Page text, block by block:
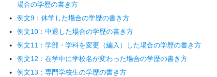
場合の学歴の書き方
例文9：休学した場合の学歴の書き方
例文10：中退した場合の学歴の書き方
例文11：学部・学科を変更（編入）した場合の学歴の書き方
例文12：在学中に学校名が変わった場合の学歴の書き方
例文13：専門学校生の学歴の書き方